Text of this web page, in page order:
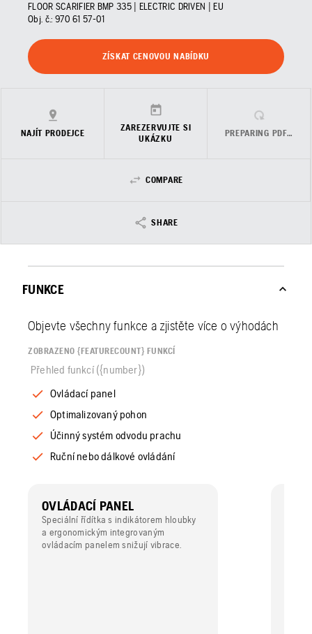
FLOOR SCARIFIER BMP 335 | ELECTRIC DRIVEN | EU
Obj. č.: 970 61 57‑01
ZÍSKAT CENOVOU NABÍDKU
NAJÍT PRODEJCE
ZAREZERVUJTE SI
UKÁZKU
PREPARING PDF…
COMPARE
SHARE
FUNKCE
Objevte všechny funkce a zjistěte více o výhodách
ZOBRAZENO {FEATURECOUNT} FUNKCÍ
Přehled funkcí ({number})
Ovládací panel
Optimalizovaný pohon
Účinný systém odvodu prachu
Ruční nebo dálkové ovládání
OVLÁDACÍ PANEL
Speciální řídítka s indikátorem hloubky
a ergonomickým integrovaným
ovládacím panelem snižují vibrace.